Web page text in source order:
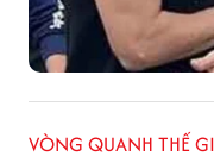
VÒNG QUANH THẾ